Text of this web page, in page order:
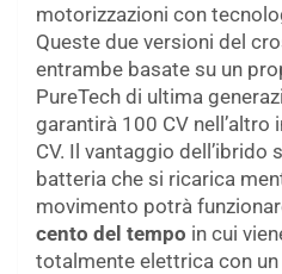
motorizzazioni con
Queste due versioni del
entrambe basate su un
PureTech di ultima
garantirà 100 CV nell’altro
CV. Il vantaggio dell’ibrido
batteria che si ricarica
movimento potrà
cento del tempo in cui
totalmente elettrica con